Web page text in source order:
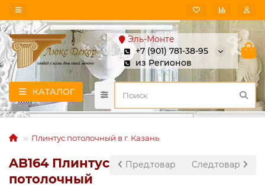
Эль-Монте
+7 (901) 781-38-95
из Регионов
КАТАЛОГ
Плинтус потолочный в г. Казань
Пред.товар След.товар
AB164 Плинтус
потолочный